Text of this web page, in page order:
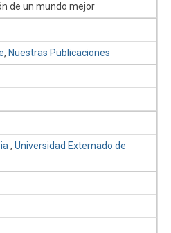
de un mundo mejor
, Nuestras Publicaciones
,Universidad Externado de